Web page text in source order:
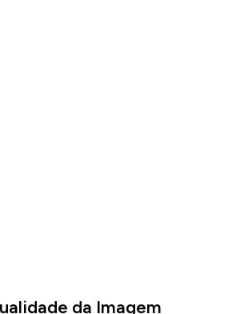
da Imagem